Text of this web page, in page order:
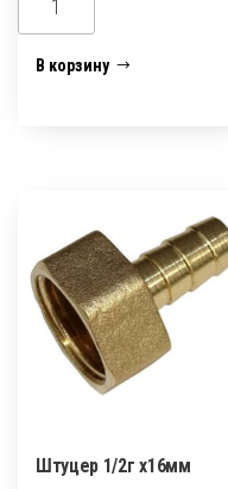
товара
Штуцер
В корзину
Штуцер 1/2г х16мм